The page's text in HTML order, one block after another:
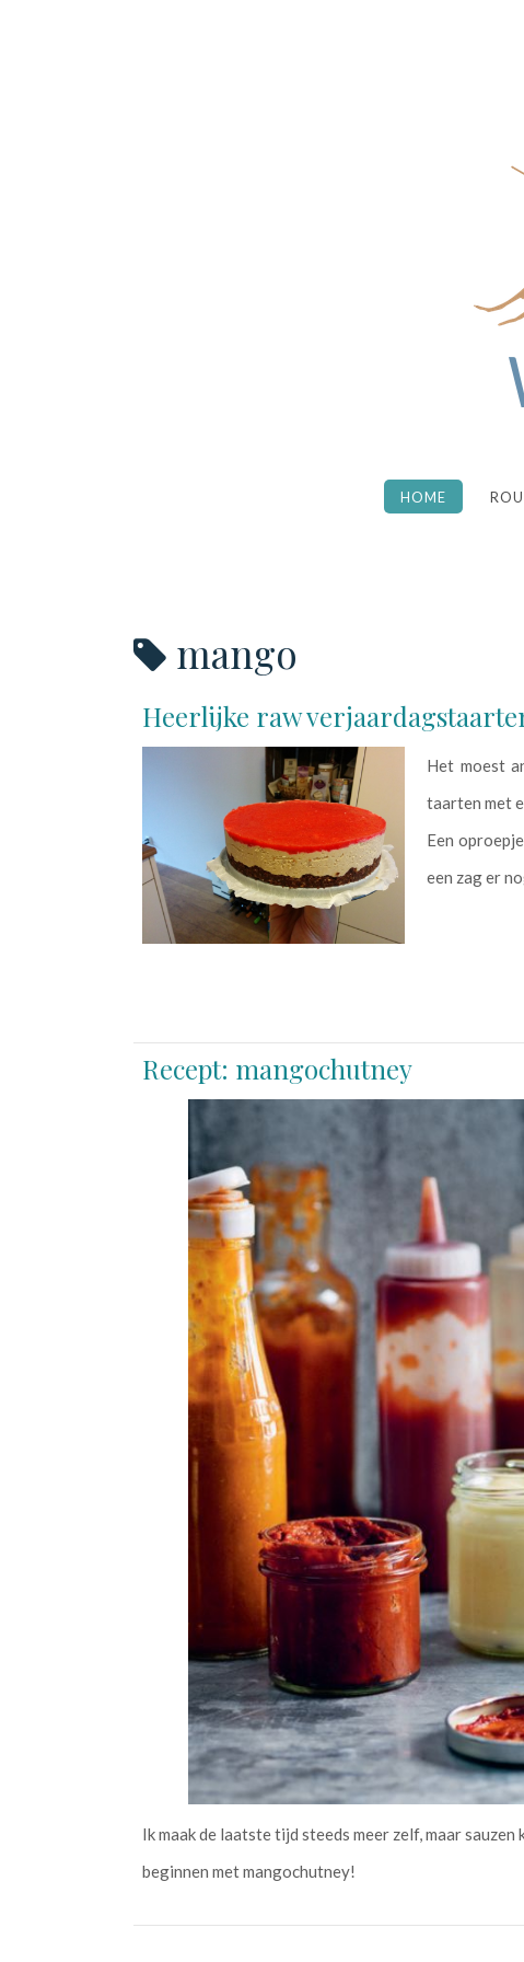
HOME
mango
Heerlijke raw
Het moest
taarten met
Een
een zag er
Recept: mangochutney
Ik maak de laatste tijd steeds meer zelf, maar
beginnen met mangochutney!